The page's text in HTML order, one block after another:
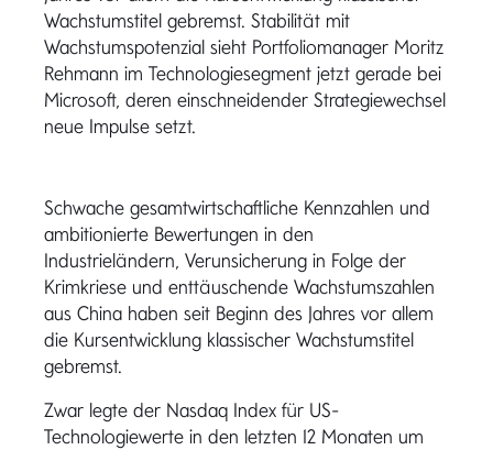
Wachstumstitel gebremst. Stabilität mit
Wachstumspotenzial sieht Portfoliomanager Moritz
Rehmann im Technologiesegment jetzt gerade bei
Microsoft, deren einschneidender Strategiewechsel
neue Impulse setzt.
Schwache gesamtwirtschaftliche Kennzahlen und
ambitionierte Bewertungen in den
Industrieländern, Verunsicherung in Folge der
Krimkriese und enttäuschende Wachstumszahlen
aus China haben seit Beginn des Jahres vor allem
die Kursentwicklung klassischer Wachstumstitel
gebremst.
Zwar legte der Nasdaq Index für US-
Technologiewerte in den letzten 12 Monaten um